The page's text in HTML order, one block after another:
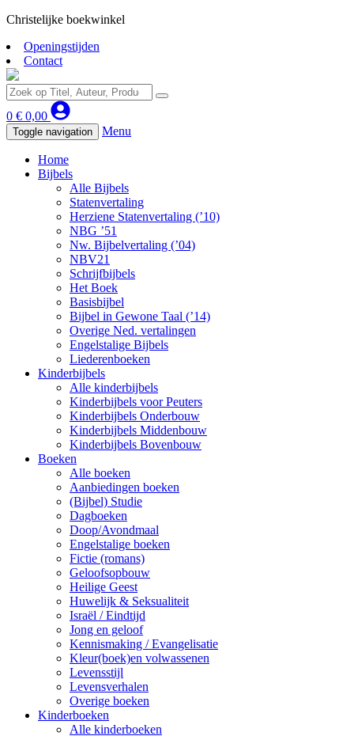
Christelijke boekwinkel
Openingstijden
Contact
0 € 0,00
Toggle navigation Menu
Home
Bijbels
Alle Bijbels
Statenvertaling
Herziene Statenvertaling (’10)
NBG ’51
Nw. Bijbelvertaling (’04)
NBV21
Schrijfbijbels
Het Boek
Basisbijbel
Bijbel in Gewone Taal (’14)
Overige Ned. vertalingen
Engelstalige Bijbels
Liederenboeken
Kinderbijbels
Alle kinderbijbels
Kinderbijbels voor Peuters
Kinderbijbels Onderbouw
Kinderbijbels Middenbouw
Kinderbijbels Bovenbouw
Boeken
Alle boeken
Aanbiedingen boeken
(Bijbel) Studie
Dagboeken
Doop/Avondmaal
Engelstalige boeken
Fictie (romans)
Geloofsopbouw
Heilige Geest
Huwelijk & Seksualiteit
Israël / Eindtijd
Jong en geloof
Kennismaking / Evangelisatie
Kleur(boek)en volwassenen
Levensstijl
Levensverhalen
Overige boeken
Kinderboeken
Alle kinderboeken